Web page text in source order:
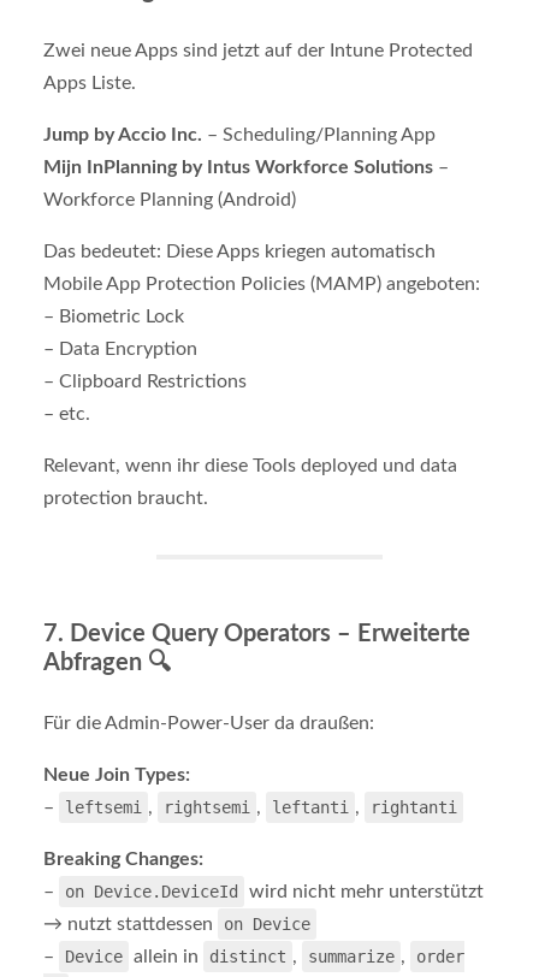
Zwei neue Apps sind jetzt auf der Intune Protected
Apps Liste.
Jump by Accio Inc. – Scheduling/Planning App
Mijn InPlanning by Intus Workforce Solutions–
Workforce Planning (Android)
Das bedeutet: Diese Apps kriegen automatisch
Mobile App Protection Policies (MAMP) angeboten:
– Biometric Lock
– Data Encryption
– Clipboard Restrictions
– etc.
Relevant, wenn ihr diese Tools deployed und data
protection braucht.
7. Device Query Operators – Erweiterte
Abfragen🔍
Für die Admin-Power-User da draußen:
Neue Join Types:
–
leftsemi , rightsemi , leftanti , rightanti
Breaking Changes:
–
on Device.DeviceId
wird nicht mehr unterstützt
→ nutzt stattdessen
on Device
–
Device allein in distinct , summarize ,
order